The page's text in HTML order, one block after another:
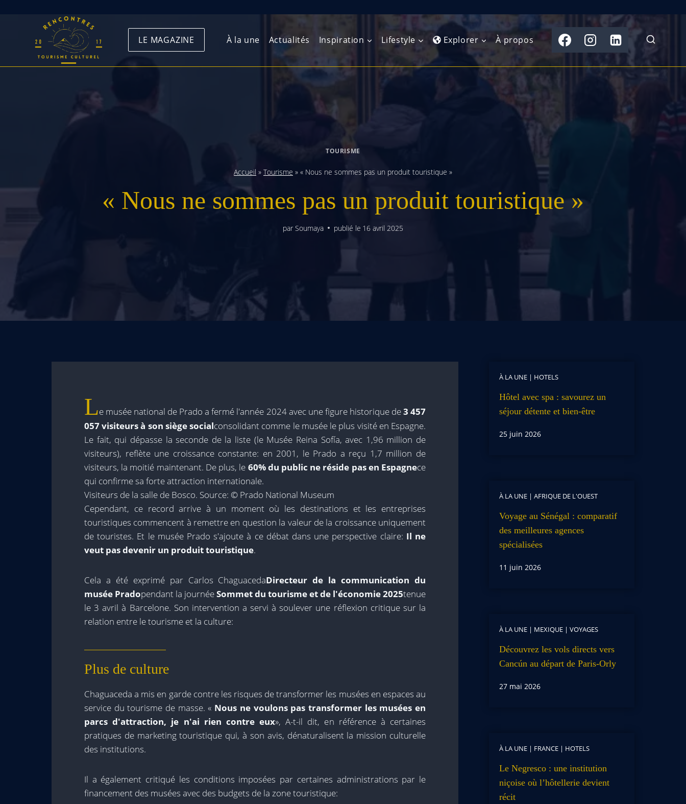
LE MAGAZINE À la une Actualités Inspiration Lifestyle Explorer
Europe de l’Ouest
Europe de l’Est Amérique du Sud
Afrique australe
Moyen-Orient
Asie centrale
Sous-continent
Extrême-Orient
Îles du Pacifique
À propos
TOURISME
Accueil » Tourisme » « Nous ne sommes pas un produit touristique »
« Nous ne sommes pas un produit touristique »
par Soumaya publié le 16 avril 2025
Le musée national de Prado a fermé l'année 2024 avec une figure historique de3 457
057 visiteurs à son siège socialconsolidant comme le musée le plus visité en Espagne.
Le fait, qui dépasse la seconde de la liste (le Musée Reina Sofía, avec 1,96 million de
visiteurs), reflète une croissance constante: en 2001, le Prado a reçu 1,7 million de
visiteurs, la moitié maintenant. De plus, le 60% du public ne réside pas en Espagnece
qui confirme sa forte attraction internationale.
Visiteurs de la salle de Bosco. Source: © Prado National Museum
Cependant, ce record arrive à un moment où les destinations et les entreprises
touristiques commencent à remettre en question la valeur de la croissance uniquement
de touristes. Et le musée Prado s'ajoute à ce débat dans une perspective claire: Il ne
veut pas devenir un produit touristique.
Cela a été exprimé par Carlos ChaguacedaDirecteur de la communication du
musée Pradopendant la journéeSommet du tourisme et de l'économie 2025tenue
le 3 avril à Barcelone. Son intervention a servi à soulever une réflexion critique sur la
relation entre le tourisme et la culture:
Plus de culture
Chaguaceda a mis en garde contre les risques de transformer les musées en espaces au
service du tourisme de masse. « Nous ne voulons pas transformer les musées en
parcs d'attraction, je n'ai rien contre eux», A-t-il dit, en référence à certaines
pratiques de marketing touristique qui, à son avis, dénaturalisent la mission culturelle
des institutions.
Il a également critiqué les conditions imposées par certaines administrations par le
financement des musées avec des budgets de la zone touristique:
À LA UNE| HOTELS
Hôtel avec spa : savourez un
séjour détente et bien-être
25 juin 2026
À LA UNE| AFRIQUE DE L'OUEST
Voyage au Sénégal : comparatif
des meilleures agences
spécialisées
11 juin 2026
À LA UNE| MEXIQUE| VOYAGES
Découvrez les vols directs vers
Cancún au départ de Paris-Orly
27 mai 2026
À LA UNE| FRANCE| HOTELS
Le Negresco : une institution
niçoise où l’hôtellerie devient
récit